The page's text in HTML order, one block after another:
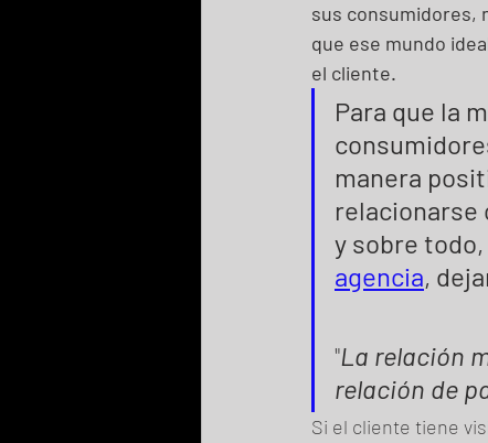
sus consumidores,
que ese mundo
el cliente.
Para que la
manera
relacionarse
y sobre todo,
agencia,
"La relación
relación de
Si el cliente tiene